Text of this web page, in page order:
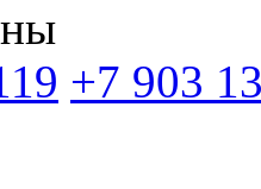
+7 903